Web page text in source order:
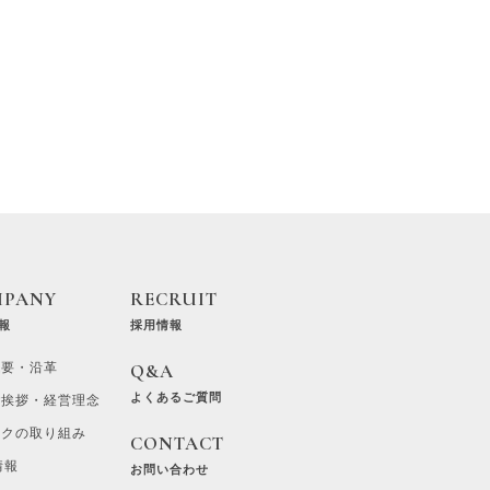
・沿革
拶・経営理念
クの取り組み
RECRUIT
採用情報
Q&A
よくあるご質問
CONTACT
お問い合わせ